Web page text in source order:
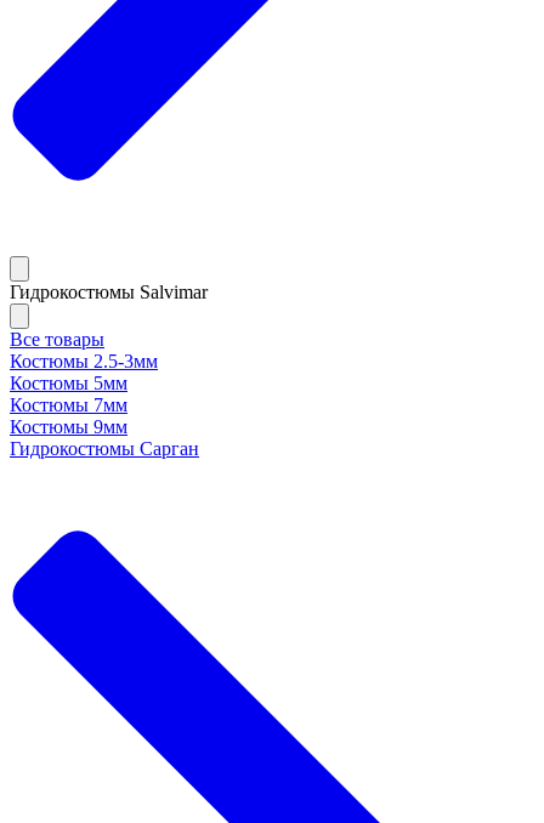
Гидрокостюмы Salvimar
Все товары
Костюмы 2.5-3мм
Костюмы 5мм
Костюмы 7мм
Костюмы 9мм
Гидрокостюмы Сарган